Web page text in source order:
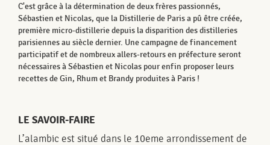
C'est grâce à la détermination de deux frères passionnés,
Sébastien et Nicolas, que la Distillerie de Paris a pû être créée,
première micro-distillerie depuis la disparition des distilleries
parisiennes au siècle dernier. Une campagne de financement
participatif et de nombreux allers-retours en préfecture seront
nécessaires à Sébastien et Nicolas pour enfin proposer leurs
recettes de Gin, Rhum et Brandy produites à Paris !
LE SAVOIR-FAIRE
L’alambic est situé dans le 10eme arrondissement de